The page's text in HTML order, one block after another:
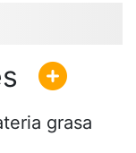
grasa